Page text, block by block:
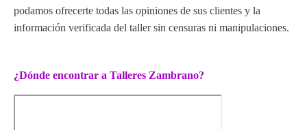
podamos ofrecerte todas las opiniones de sus clientes y la
información verificada del taller sin censuras ni manipulaciones.
¿Dónde encontrar a Talleres Zambrano?